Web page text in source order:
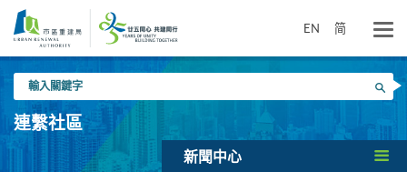
要
EN 简
入
關
鍵
搜尋
連繫社區
新聞中心